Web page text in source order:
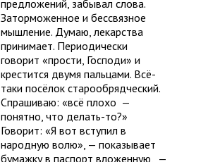
предложений, забывал слова.
Заторможенное и бессвязное
мышление. Думаю, лекарства
принимает. Периодически
говорит «прости, Господи» и
крестится двумя пальцами. Всё-
таки посёлок старообрядческий.
Спрашиваю: «всё плохо —
понятно, что делать-то?»
Говорит: «Я вот вступил в
народную волю», — показывает
бумажку в паспорт вложенную, —